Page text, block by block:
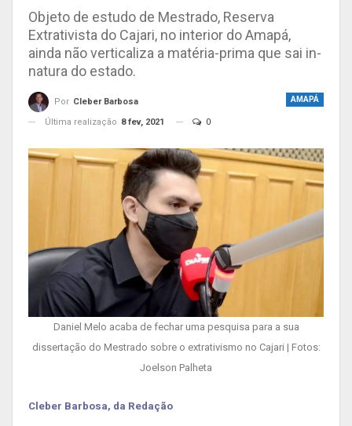
Objeto de estudo de Mestrado, Reserva
Extrativista do Cajari, no interior do Amapá,
ainda não verticaliza a matéria-prima que sai in-
natura do estado.
AMAPÁ
Por Cleber Barbosa
Última realização 8 fev, 2021 0
Daniel Melo acaba de fechar uma pesquisa para a sua
dissertação do Mestrado sobre o extrativismo no Cajari | Fotos:
Joelson Palheta
Cleber Barbosa, da Redação